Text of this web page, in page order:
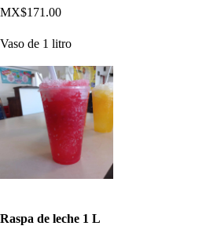
MX$171.00
Vaso de 1 litro
Raspa de leche 1 L